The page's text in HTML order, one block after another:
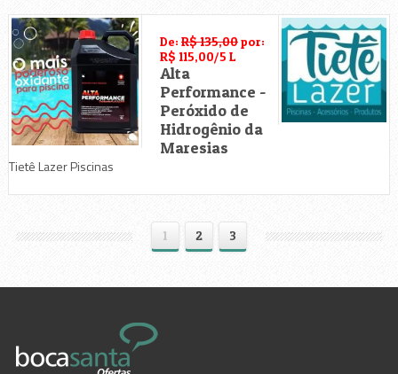
De: R$ 135,00por:
R$ 115,00/5 L
Alta
Performance -
Peróxido de
Hidrogênio da
Maresias
Tietê Lazer Piscinas
1 2 3